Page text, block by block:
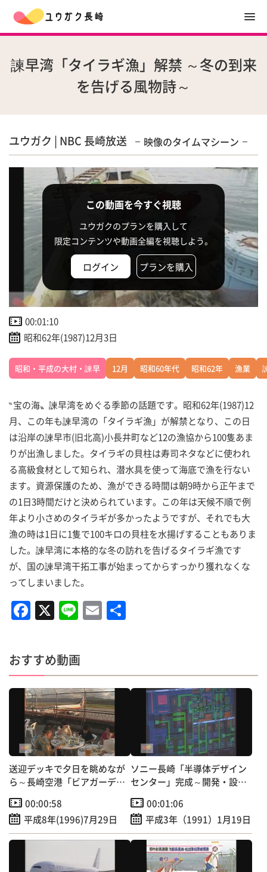
諫早湾「タイラギ漁」解禁 ～冬の到来
を告げる風物詩～
ユウガク | NBC 長崎放送 映像のタイムマシーン
この動画を今すぐ視聴
ユウガクのプランを購入して
限定コンテンツや動画全編を視聴しよう。
ログイン プランを購入
00:01:10
昭和62年(1987)12月3日
昭和・平成の大村・諫早 12月 昭和60年代 昭和62年 漁業
‶宝の海〟諫早湾をめぐる季節の話題です。昭和62年(1987)12
月、この年も諫早湾の「タイラギ漁」が解禁となり、この日
は沿岸の諫早市(旧北高)小長井町など12の漁協から100隻あま
りが出漁しました。タイラギの貝柱は寿司ネタなどに使われ
る高級食材として知られ、潜水具を使って海底で漁を行ない
ます。資源保護のため、漁ができる時間は朝9時から正午まで
の1日3時間だけと決められています。この年は天候不順で例
年より小さめのタイラギが多かったようですが、それでも大
漁の時は1日に1隻で100キロの貝柱を水揚げすることもありま
した。諫早湾に本格的な冬の訪れを告げるタイラギ漁です
が、国の諫早湾干拓工事が始まってからすっかり獲れなくな
ってしまいました。
F
a
c
e
b
o
o
k
X Li
n
e
E
m
l
おすすめ動画
送迎デッキで夕日を眺めなが
ら～長崎空港「ビアガーデ
00:00:58
平成8年(1996)7月29日
ソニー長崎「半導体デザイン
センター」完成～開発・設計
00:01:06
平成3年（1991）1月19日